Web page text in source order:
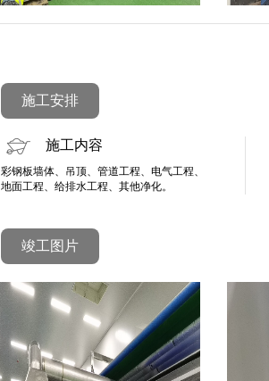
施工安排
施工内容
彩钢板墙体、吊顶、管道工程、电气工程、
地面工程、给排水工程、其他净化。
竣工图片